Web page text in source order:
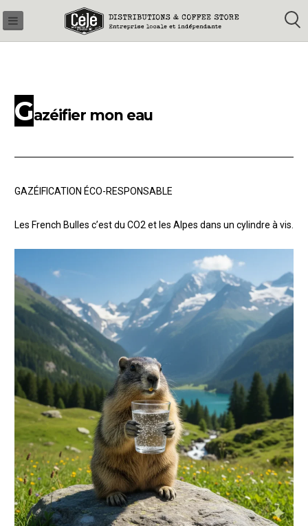
Skip
to
PRO
Gazéifier mon eau
GAZÉIFICATION ÉCO-RESPONSABLE
Les French Bulles c’est du CO2 et les Alpes dans un cylindre à vis.